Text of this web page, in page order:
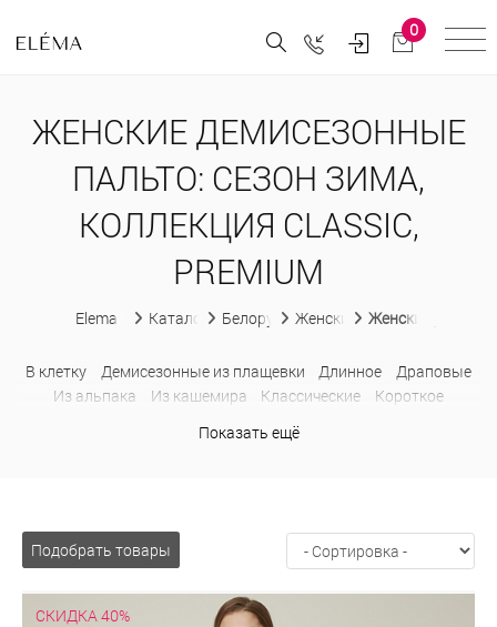
0
ЖЕНСКИЕ ДЕМИСЕЗОННЫЕ
ПАЛЬТО: СЕЗОН ЗИМА,
КОЛЛЕКЦИЯ CLASSIC,
PREMIUM
Elema Каталог Белорусская женская одежда
Женские пальто
Женские
В клетку Демисезонные из плащевки Длинное
Драповые
Из альпака
Из кашемира Классические
Короткое
С поясом
Стеганные демисезонные
Показать ещё
Подобрать товары
СКИДКА 40%